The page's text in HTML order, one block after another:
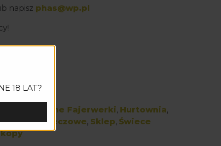
napisz phas@wp.pl
Ciche Fajerwerki, Hurtownia,
,Race meczowe, Sklep, Świece
18 LAT?